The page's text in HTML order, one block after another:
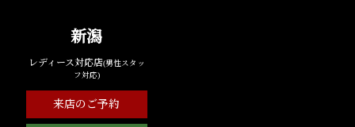
新潟
レディース対応店(男性スタッ
フ対応)
来店のご予約